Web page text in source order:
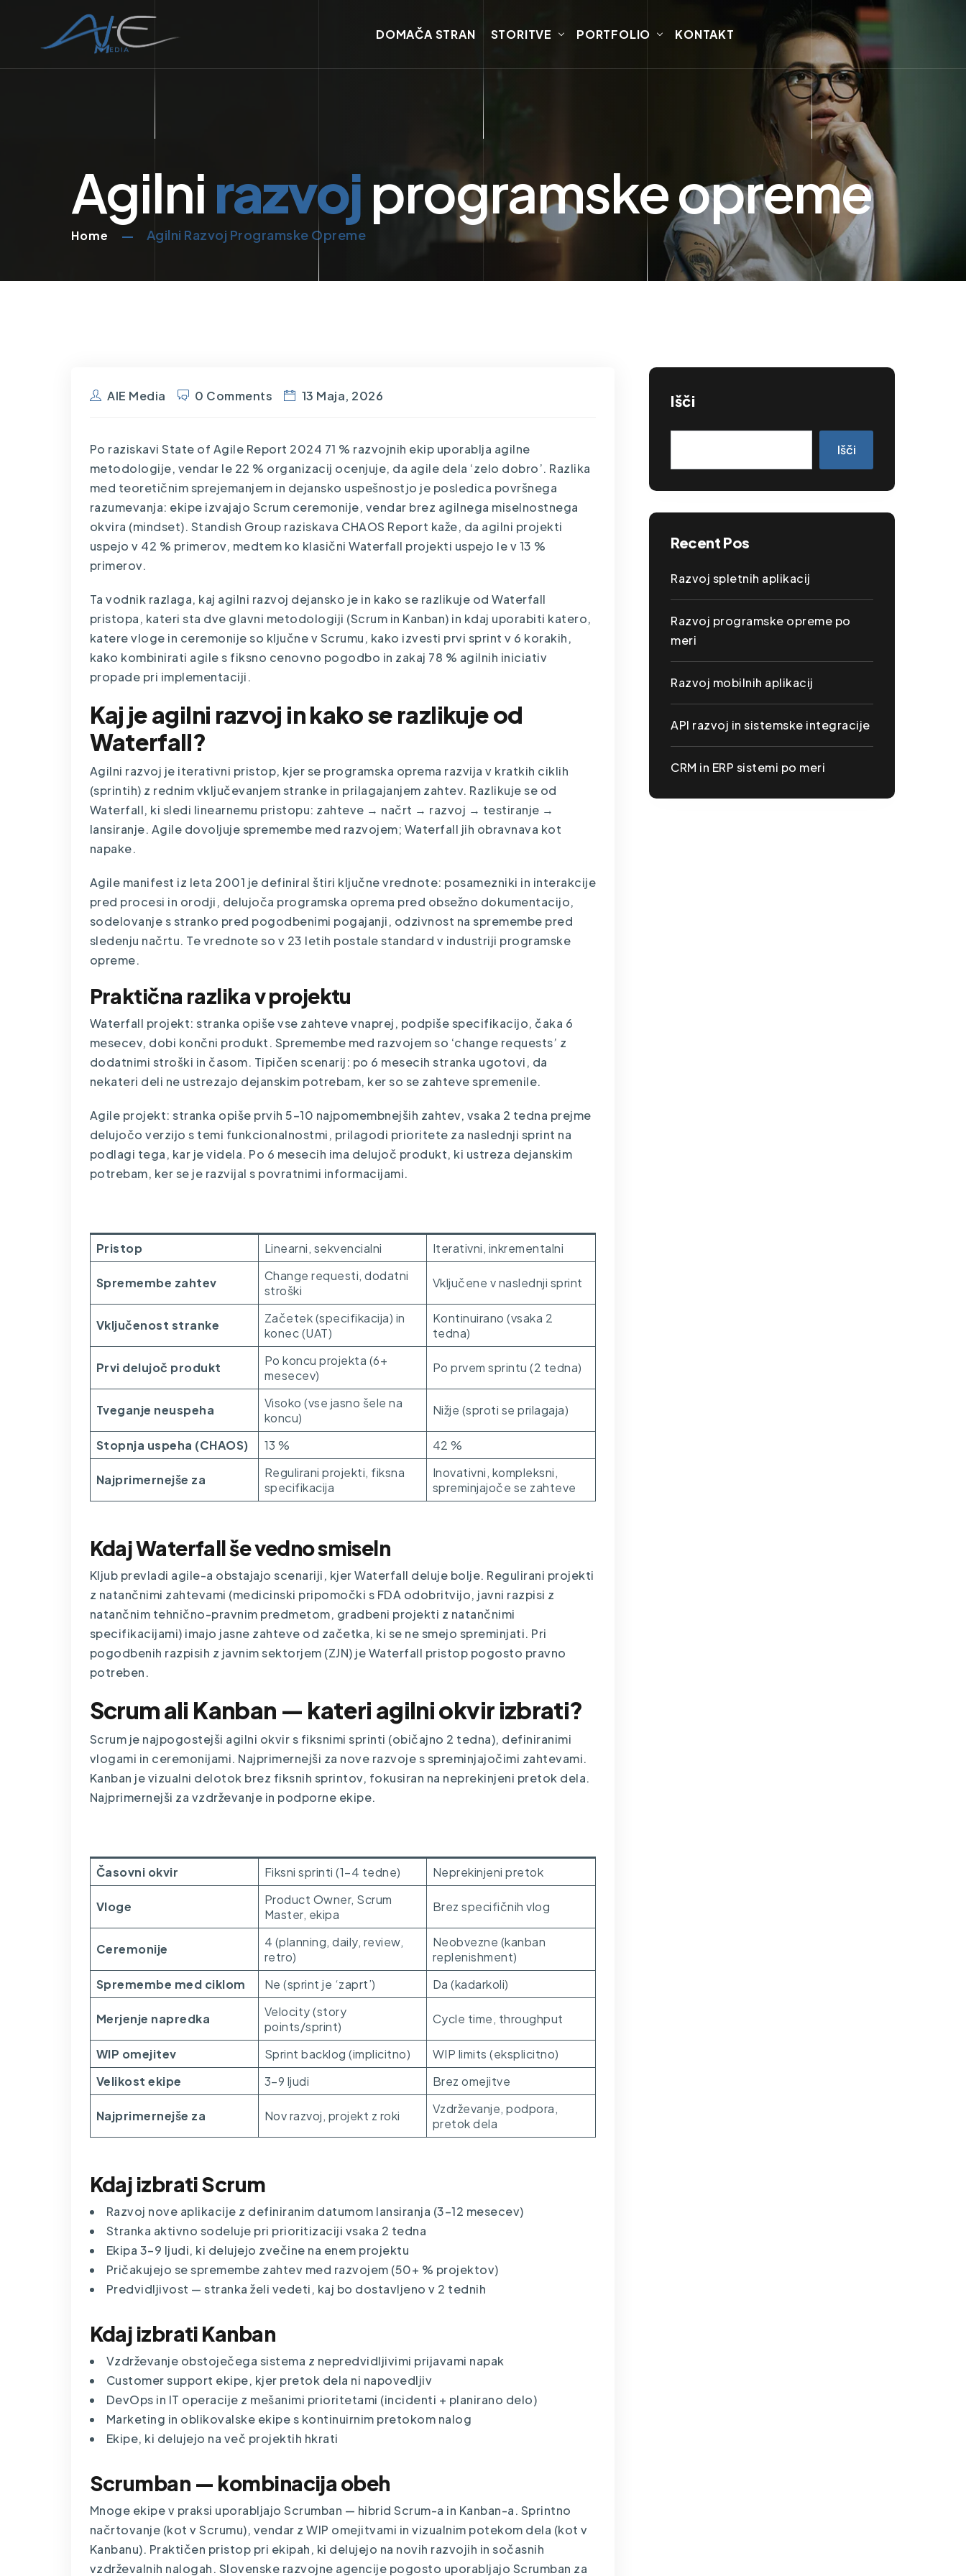
DOMAČA STRAN STORITVE PORTFOLIO KONTAKT
Agilnirazvojprogramske opreme
Home Agilni Razvoj Programske Opreme
AIE Media 0 Comments 13 Maja, 2026
Po raziskavi State of Agile Report 2024 71 % razvojnih ekip uporablja agilne
metodologije, vendar le 22 % organizacij ocenjuje, da agile dela ‘zelo dobro’. Razlika
med teoretičnim sprejemanjem in dejansko uspešnostjo je posledica površnega
razumevanja: ekipe izvajajo Scrum ceremonije, vendar brez agilnega miselnostnega
okvira (mindset). Standish Group raziskava CHAOS Report kaže, da agilni projekti
uspejo v 42 % primerov, medtem ko klasični Waterfall projekti uspejo le v 13 %
primerov.
Ta vodnik razlaga, kaj agilni razvoj dejansko je in kako se razlikuje od Waterfall
pristopa, kateri sta dve glavni metodologiji (Scrum in Kanban) in kdaj uporabiti katero,
katere vloge in ceremonije so ključne v Scrumu, kako izvesti prvi sprint v 6 korakih,
kako kombinirati agile s fiksno cenovno pogodbo in zakaj 78 % agilnih iniciativ
propade pri implementaciji.
Kaj je agilni razvoj in kako se razlikuje od
Waterfall?
Agilni razvoj je iterativni pristop, kjer se programska oprema razvijav kratkih ciklih
(sprintih) z rednim vključevanjem stranke in prilagajanjem zahtev. Razlikuje se od
Waterfall, ki sledi linearnemu pristopu: zahteve → načrt → razvoj → testiranje →
lansiranje. Agile dovoljuje spremembe med razvojem; Waterfall jih obravnava kot
napake.
Agile manifest iz leta 2001 je definiral štiri ključne vrednote: posamezniki in interakcije
pred procesi in orodji, delujoča programska oprema pred obsežno dokumentacijo,
sodelovanje s stranko pred pogodbenimi pogajanji, odzivnost na spremembe pred
sledenju načrtu. Te vrednote so v 23 letih postale standard v industriji programske
opreme.
Praktična razlika v projektu
Waterfall projekt: stranka opiše vse zahteve vnaprej, podpiše specifikacijo, čaka 6
mesecev, dobi končni produkt. Spremembe med razvojem so ‘change requests’ z
dodatnimi stroški in časom. Tipičen scenarij: po 6 mesecih stranka ugotovi, da
nekateri deli ne ustrezajo dejanskim potrebam, ker so se zahteve spremenile.
Agile projekt: stranka opiše prvih 5–10 najpomembnejših zahtev, vsaka 2 tedna prejme
delujočo verzijo s temi funkcionalnostmi, prilagodi prioritete za naslednji sprint na
podlagi tega, kar je videla. Po 6 mesecih ima delujoč produkt, ki ustreza dejanskim
potrebam, ker se je razvijal s povratnimi informacijami.
Pristop Linearni, sekvencialni Iterativni, inkrementalni
Spremembe zahtev
Change requesti, dodatni
stroški
Vključene v naslednji sprint
Vključenost stranke
Začetek (specifikacija) in
konec (UAT)
Kontinuirano (vsaka 2
tedna)
Prvi delujoč produkt
Po koncu projekta (6+
mesecev)
Po prvem sprintu (2 tedna)
Tveganje neuspeha
Visoko (vse jasno šele na
koncu)
Nižje (sproti se prilagaja)
Stopnja uspeha (CHAOS) 13 % 42 %
Najprimernejše za
Regulirani projekti, fiksna
specifikacija
Inovativni, kompleksni,
spreminjajoče se zahteve
Kdaj Waterfall še vedno smiseln
Kljub prevladi agile-a obstajajo scenariji, kjer Waterfall deluje bolje. Regulirani projekti
z natančnimi zahtevami (medicinski pripomočki s FDA odobritvijo, javni razpisi z
natančnim tehnično-pravnim predmetom, gradbeni projekti z natančnimi
specifikacijami) imajo jasne zahteve od začetka, ki se ne smejo spreminjati. Pri
pogodbenih razpisih z javnim sektorjem (ZJN) je Waterfall pristop pogosto pravno
potreben.
Scrum ali Kanban — kateri agilni okvir izbrati?
Scrum je najpogostejši agilni okvir s fiksnimi sprinti (običajno 2 tedna), definiranimi
vlogami in ceremonijami. Najprimernejši za nove razvoje s spreminjajočimi zahtevami.
Kanban je vizualni delotok brez fiksnih sprintov, fokusiran na neprekinjeni pretok dela.
Najprimernejši za vzdrževanje in podporne ekipe.
Časovni okvir Fiksni sprinti (1–4 tedne) Neprekinjeni pretok
Vloge
Product Owner, Scrum
Master, ekipa
Brez specifičnih vlog
Ceremonije
4 (planning, daily, review,
retro)
Neobvezne (kanban
replenishment)
Spremembe med ciklom
Ne (sprint je ‘zaprt’) Da (kadarkoli)
Merjenje napredka
Velocity (story
points/sprint)
Cycle time, throughput
WIP omejitev Sprint backlog (implicitno)
WIP limits (eksplicitno)
Velikost ekipe
3–9 ljudi Brez omejitve
Najprimernejše za Nov razvoj, projekt z roki
Vzdrževanje, podpora,
pretok dela
Kdaj izbrati Scrum
Razvoj nove aplikacije z definiranim datumom lansiranja (3–12 mesecev)
Stranka aktivno sodeluje pri prioritizaciji vsaka 2 tedna
Ekipa 3–9 ljudi, ki delujejo zvečine na enem projektu
Pričakujejo se spremembe zahtev med razvojem (50+ % projektov)
Predvidljivost — stranka želi vedeti, kaj bo dostavljeno v 2 tednih
Kdaj izbrati Kanban
Vzdrževanje obstoječega sistema z nepredvidljivimi prijavami napak
Customer support ekipe, kjer pretok dela ni napovedljiv
DevOps in IT operacije z mešanimi prioritetami (incidenti + planirano delo)
Marketing in oblikovalske ekipe s kontinuirnim pretokom nalog
Ekipe, ki delujejo na več projektih hkrati
Scrumban — kombinacija obeh
Mnoge ekipe v praksi uporabljajo Scrumban — hibrid Scrum-a in Kanban-a. Sprintno
načrtovanje (kot v Scrumu), vendar z WIP omejitvami in vizualnim potekom dela (kot v
Kanbanu). Praktičen pristop pri ekipah, ki delujejo na novih razvojih in sočasnih
vzdrževalnih nalogah. Slovenske razvojne agencije pogosto uporabljajo Scrumban za
Išči
Išči
Recent Pos
Razvoj spletnih aplikacij
Razvoj programske opreme po
meri
Razvoj mobilnih aplikacij
API razvoj in sistemske integracije
CRM in ERP sistemi po meri